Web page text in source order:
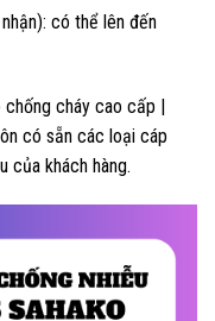
có thể lên đến
chống cháy cao cấp |
có sẵn các loại cáp
của khách hàng.